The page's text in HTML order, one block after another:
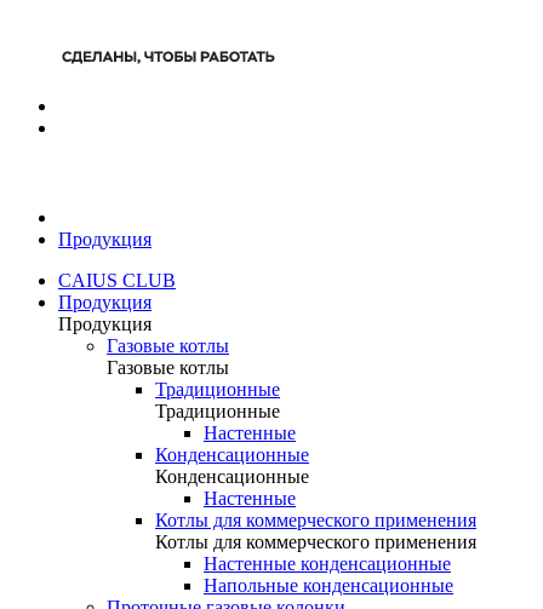
Продукция
CAIUS CLUB
Продукция
Продукция
Газовые котлы
Газовые котлы
Традиционные
Традиционные
Настенные
Конденсационные
Конденсационные
Настенные
Котлы для коммерческого применения
Котлы для коммерческого применения
Настенные конденсационные
Напольные конденсационные